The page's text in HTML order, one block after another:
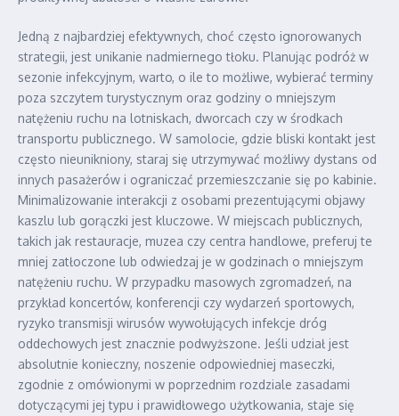
Jedną z najbardziej efektywnych, choć często ignorowanych
strategii, jest unikanie nadmiernego tłoku. Planując podróż w
sezonie infekcyjnym, warto, o ile to możliwe, wybierać terminy
poza szczytem turystycznym oraz godziny o mniejszym
natężeniu ruchu na lotniskach, dworcach czy w środkach
transportu publicznego. W samolocie, gdzie bliski kontakt jest
często nieunikniony, staraj się utrzymywać możliwy dystans od
innych pasażerów i ograniczać przemieszczanie się po kabinie.
Minimalizowanie interakcji z osobami prezentującymi objawy
kaszlu lub gorączki jest kluczowe. W miejscach publicznych,
takich jak restauracje, muzea czy centra handlowe, preferuj te
mniej zatłoczone lub odwiedzaj je w godzinach o mniejszym
natężeniu ruchu. W przypadku masowych zgromadzeń, na
przykład koncertów, konferencji czy wydarzeń sportowych,
ryzyko transmisji wirusów wywołujących infekcje dróg
oddechowych jest znacznie podwyższone. Jeśli udział jest
absolutnie konieczny, noszenie odpowiedniej maseczki,
zgodnie z omówionymi w poprzednim rozdziale zasadami
dotyczącymi jej typu i prawidłowego użytkowania, staje się